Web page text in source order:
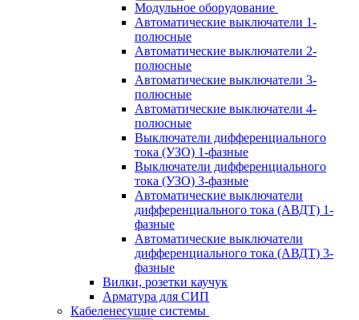
Модульное оборудование
Автоматические выключатели 1-
полюсные
Автоматические выключатели 2-
полюсные
Автоматические выключатели 3-
полюсные
Автоматические выключатели 4-
полюсные
Выключатели дифференциального
тока (УЗО) 1-фазные
Выключатели дифференциального
тока (УЗО) 3-фазные
Автоматические выключатели
дифференциального тока (АВДТ) 1-
фазные
Автоматические выключатели
дифференциального тока (АВДТ) 3-
фазные
Вилки, розетки каучук
Арматура для СИП
Кабеленесущие системы